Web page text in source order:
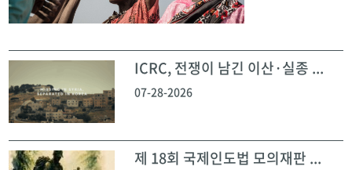
ICRC, 전쟁이 남긴 이산·실종 ...
07-28-2026
제 18회 국제인도법 모의재판 ...